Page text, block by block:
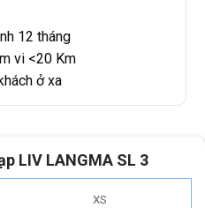
12 tháng
vi <20 Km
ở xa
LIV LANGMA SL 3
XS